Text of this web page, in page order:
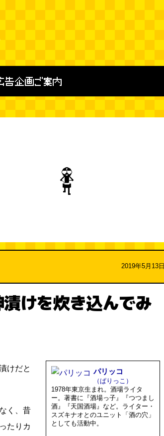
2019年5月13日
けを炊き込んでみ
けだと
く、昔
たりカ
パリッコ
（ぱりっこ）
1978年東京生まれ。酒場ライタ
ー。著書に『酒場っ子』『つつまし
酒』『天国酒場』など。ライター・
スズキナオとのユニット「酒の穴」
としても活動中。